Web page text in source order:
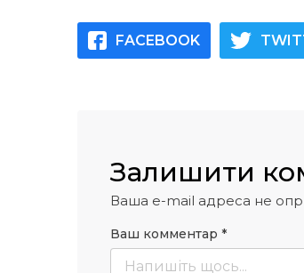
FACEBOOK
Залишити
Ваша e-mail адреса не
Ваш комментар *